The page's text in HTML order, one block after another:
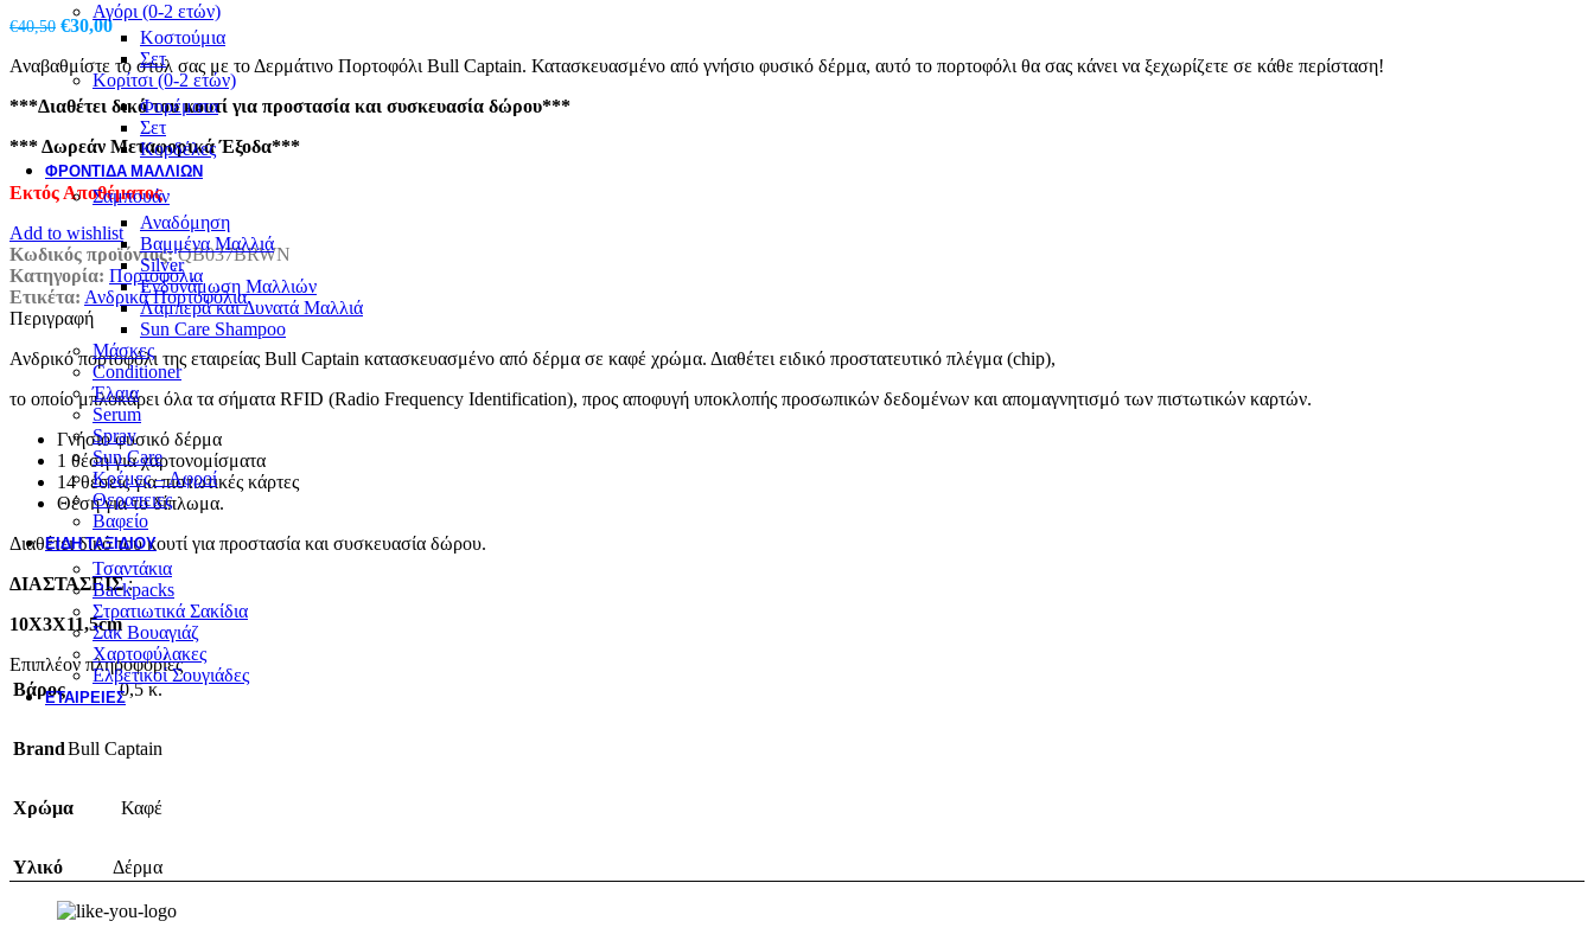
Αγόρι (0-2 ετών)
Κοστούμια
Σετ
Κορίτσι (0-2 ετών)
Φορέματα
Σετ
Κορδέλες
ΦΡΟΝΤΙΔΑ ΜΑΛΛΙΩΝ
Σαμπουάν
Αναδόμηση
Βαμμένα Μαλλιά
Silver
Ενδυνάμωση Μαλλιών
Λαμπερά και Δυνατά Μαλλιά
Sun Care Shampoo
Μάσκες
Conditioner
Έλαια
Serum
Spray
Sun Care
Κρέμες – Αφροί
Θεραπειες
Βαφείο
ΕΊΔΗ ΤΑΞΙΔΙΟΎ
Τσαντάκια
Backpacks
Στρατιωτικά Σακίδια
Σακ Βουαγιάζ
Χαρτοφύλακες
Ελβετικοί Σουγιάδες
ΕΤΑΙΡΕΊΕΣ
€40,50 Original
was:
€40,50.
€30,00Η
τρέχουσα
τιμή
είναι:
€30,00.
Αναβαθμίστε το στυλ σας με το Δερμάτινο Πορτοφόλι Bull Captain. Κατασκευασμένο από γνήσιο φυσικό δέρμα, αυτό το πορτοφόλι θα σας κάνει να ξεχωρίζετε σε κάθε περίσταση!
***Διαθέτει δικό του κουτί για προστασία και συσκευασία δώρου***
*** Δωρεάν Μεταφορικά Έξοδα***
Εκτός Αποθέματος
Add to wishlist
Κωδικός προϊόντος:QB037BRWN
Κατηγορία: Πορτοφόλια
Ετικέτα: Ανδρικά Πορτοφόλια
Περιγραφή
Ανδρικό πορτοφόλι της εταιρείας Bull Captain κατασκευασμένο από δέρμα σε καφέ χρώμα. Διαθέτει ειδικό προστατευτικό πλέγμα (chip),
το οποίο μπλοκάρει όλα τα σήματα RFID (Radio Frequency Identification), προς αποφυγή υποκλοπής προσωπικών δεδομένων και απομαγνητισμό των πιστωτικών καρτών.
Γνήσιο φυσικό δέρμα
1 θέση για χαρτονομίσματα
14 θέσεις για πιστωτικές κάρτες
Θέση για το δίπλωμα.
Διαθέτει δικό του κουτί για προστασία και συσκευασία δώρου.
ΔΙΑΣΤΑΣΕΙΣ:
10Χ3Χ11,5cm
Επιπλέον πληροφορίες
Βάρος
0,5 κ.
BrandBull Captain
Χρώμα Καφέ
Υλικό Δέρμα